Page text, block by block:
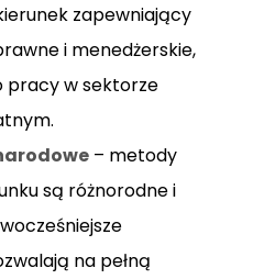
zapewniający
i menedżerskie,
pracy w sektorze
– metody
są różnorodne i
na pełną